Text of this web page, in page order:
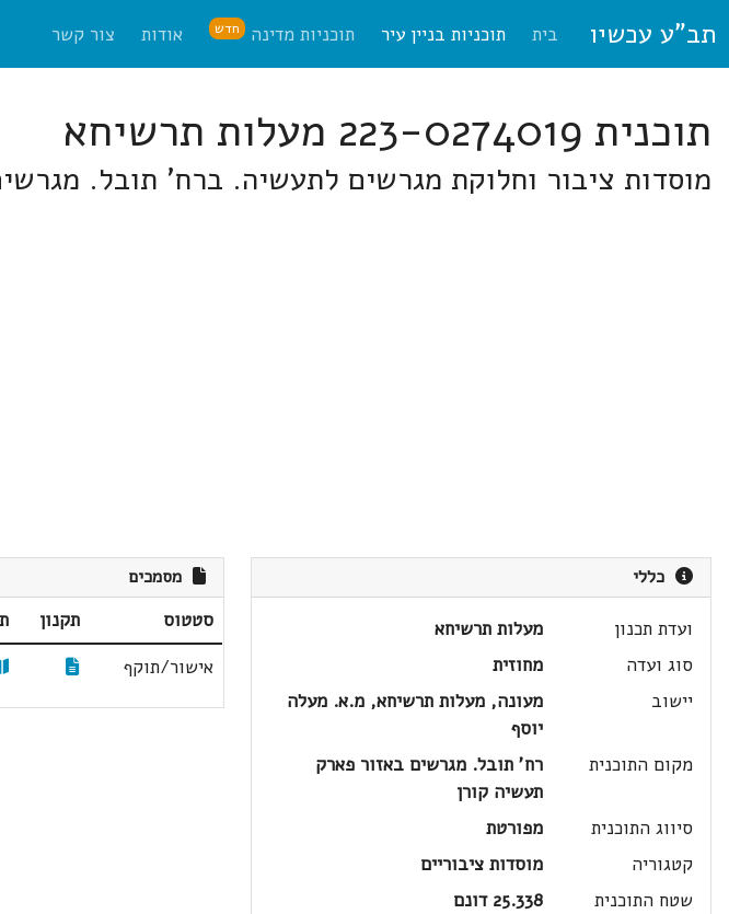
תב"ע עכשיו בית תוכניות בניין עיר תוכניות מדינה חדש אודות צור קשר
תוכנית 223-0274019 מעלות תרשיחא
מוסדות ציבור וחלוקת מגרשים לתעשיה. ברח' תובל.
כללי
ועדת תכנון
מעלות תרשיחא
סוג ועדה
מחוזית
יישוב
מעונה, מעלות תרשיחא, מ.א. מעלה
יוסף
מקום התוכנית
רח' תובל. מגרשים באזור פארק
תעשיה קורן
סיווג התוכנית
מפורטת
קטגוריה
מוסדות ציבוריים
שטח התוכנית
25.338 דונם
מסמכים
סטטוס תקנון
אישור/תוקף